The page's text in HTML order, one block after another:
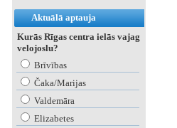
Aktuālā aptauja
Kurās Rīgas centra ielās vajag
velojoslu?
Brīvības
Čaka/Marijas
Valdemāra
Elizabetes